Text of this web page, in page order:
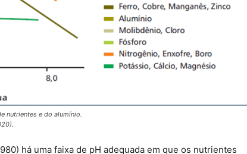
nutrientes e do alumínio.
há uma faixa de pH adequada em que os nutrientes